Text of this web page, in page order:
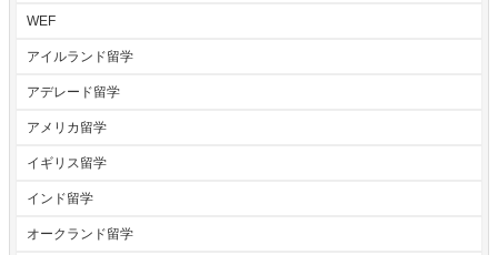
WEF
アイルランド留学
アデレード留学
アメリカ留学
イギリス留学
インド留学
オークランド留学